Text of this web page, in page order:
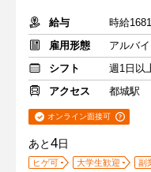
給与
雇用形態
アルバ
シフト
週1日以
アクセス
都城駅
オンライン面接可
あと4日
ヒゲ可 大学生歓迎
副